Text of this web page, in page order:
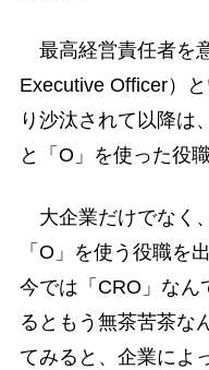
最高経営責任者を
Executive Officer）
り沙汰されて以降は
と「O」を使った役
大企業だけでなく
「O」を使う役職を
今では「CRO」なん
るともう無茶苦茶な
てみると、企業によ